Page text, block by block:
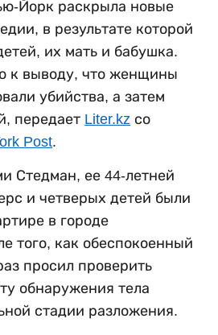
Йорк раскрыла новые
в результате которой
их мать и бабушка.
к выводу, что женщины
убийства, а затем
передает Liter.kz со
Post.
Стедман, ее 44-летней
и четверых детей были
в городе
того, как обеспокоенный
просил проверить
обнаружения тела
стадии разложения.